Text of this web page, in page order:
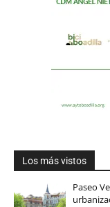
Los más vistos
Paseo